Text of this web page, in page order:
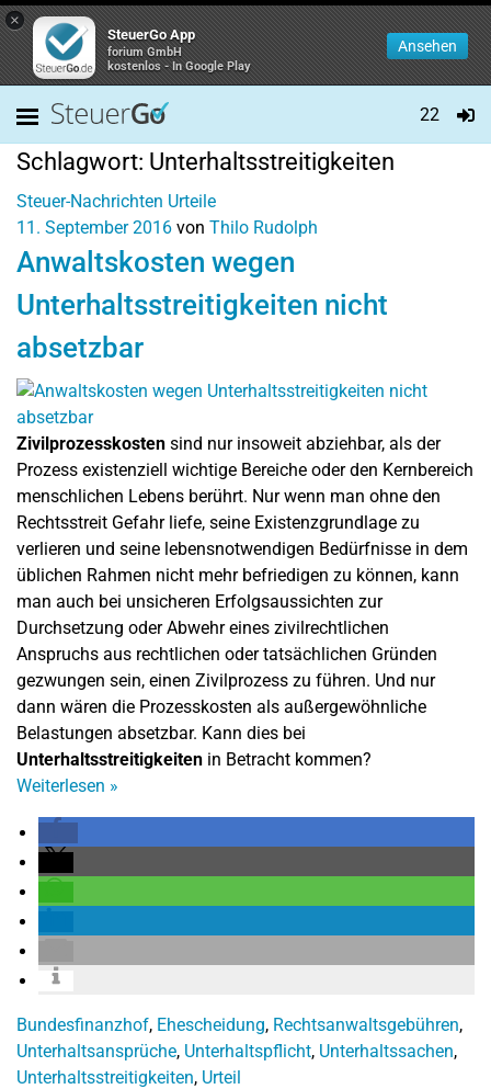
×
SteuerGo App
forium GmbH
kostenlos - In Google Play
Ansehen
22
Schlagwort: Unterhaltsstreitigkeiten
Steuer-Nachrichten Urteile
11. September 2016 von Thilo Rudolph
Anwaltskosten wegen
Unterhaltsstreitigkeiten nicht
absetzbar
Zivilprozesskosten sind nur insoweit abziehbar, als der
Prozess existenziell wichtige Bereiche oder den Kernbereich
menschlichen Lebens berührt. Nur wenn man ohne den
Rechtsstreit Gefahr liefe, seine Existenzgrundlage zu
verlieren und seine lebensnotwendigen Bedürfnisse in dem
üblichen Rahmen nicht mehr befriedigen zu können, kann
man auch bei unsicheren Erfolgsaussichten zur
Durchsetzung oder Abwehr eines zivilrechtlichen
Anspruchs aus rechtlichen oder tatsächlichen Gründen
gezwungen sein, einen Zivilprozess zu führen. Und nur
dann wären die Prozesskosten als außergewöhnliche
Belastungen absetzbar. Kann dies bei
Unterhaltsstreitigkeiten in Betracht kommen?
Weiterlesen »
Bundesfinanzhof, Ehescheidung, Rechtsanwaltsgebühren,
Unterhaltsansprüche, Unterhaltspflicht, Unterhaltssachen,
Unterhaltsstreitigkeiten, Urteil